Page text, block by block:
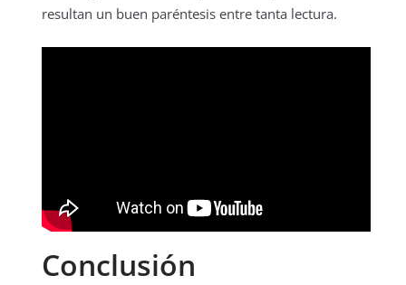
resultan un buen paréntesis entre tanta lectura.
Conclusión